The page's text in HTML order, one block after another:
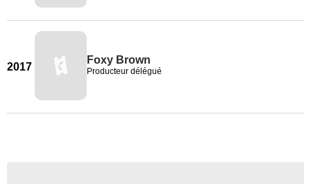
2017
Foxy Brown
Producteur délégué